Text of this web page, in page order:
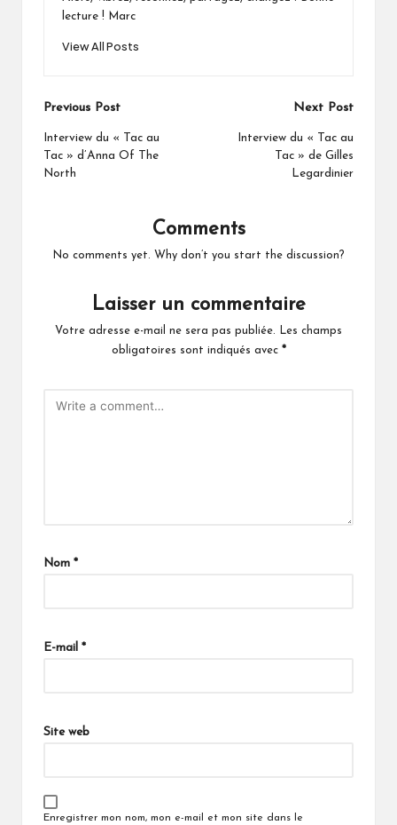
lecture ! Marc
View All Posts
Post
navigation
Previous Post
Interview du « Tac au
Tac » d’Anna Of The
North
Next Post
Interview du « Tac au
Tac » de Gilles
Legardinier
Comments
No comments yet. Why don’t you start the discussion?
Laisser un commentaire
Votre adresse e-mail ne sera pas publiée.
Les champs
obligatoires sont indiqués avec *
Nom *
E-mail *
Site web
Enregistrer mon nom, mon e-mail et mon site dans le